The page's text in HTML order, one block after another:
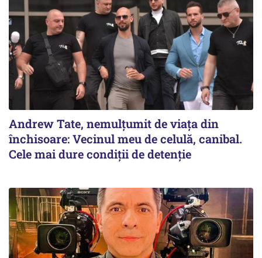
Andrew Tate, nemulțumit de viața din
închisoare: Vecinul meu de celulă, canibal.
Cele mai dure condiții de detenție